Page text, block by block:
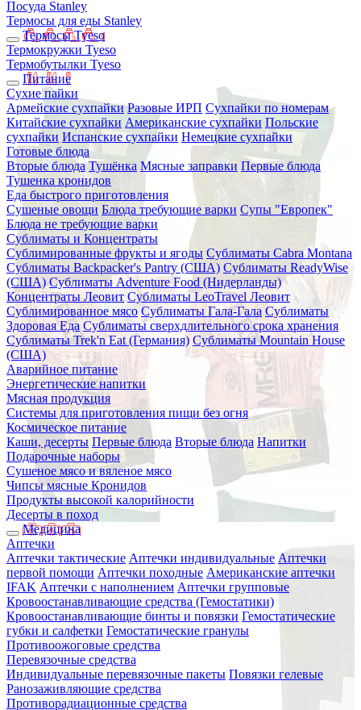
Посуда Stanley
Термосы для еды Stanley
Термосы Tyeso
Термокружки Tyeso
Термобутылки Tyeso
Питание
Сухие пайки
Армейские сухпайки Разовые ИРП Сухпайки по номерам
Китайские сухпайки Американские сухпайки Польские
сухпайки Испанские сухпайки Немецкие сухпайки
Готовые блюда
Вторые блюда Тушёнка Мясные заправки Первые блюда
Тушенка кронидов
Еда быстрого приготовления
Сушеные овощи Блюда требующие варки Супы "Европек"
Блюда не требующие варки
Сублиматы и Концентраты
Сублимированные фрукты и ягоды Сублиматы Cabra Montana
Сублиматы Backpacker's Pantry (США) Сублиматы ReadyWise
(США) Сублиматы Adventure Food (Нидерланды)
Концентраты Леовит Сублиматы LeoTravel Леовит
Сублимированное мясо Сублиматы Гала-Гала Сублиматы
Здоровая Еда Сублиматы сверхдлительного срока хранения
Сублиматы Trek'n Eat (Германия) Сублиматы Mountain House
(США)
Аварийное питание
Энергетические напитки
Мясная продукция
Системы для приготовления пищи без огня
Космическое питание
Каши, десерты Первые блюда Вторые блюда Напитки
Подарочные наборы
Сушеное мясо и вяленое мясо
Чипсы мясные Кронидов
Продукты высокой калорийности
Десерты в поход
Медицина
Аптечки
Аптечки тактические Аптечки индивидуальные Аптечки
первой помощи Аптечки походные Американские аптечки
IFAK Аптечки с наполнением Аптечки групповые
Кровоостанавливающие средства (Гемостатики)
Кровоостанавливающие бинты и повязки Гемостатические
губки и салфетки Гемостатические гранулы
Противоожоговые средства
Перевязочные средства
Индивидуальные перевязочные пакеты Повязки гелевые
Ранозаживляющие средства
Противорадиационные средства